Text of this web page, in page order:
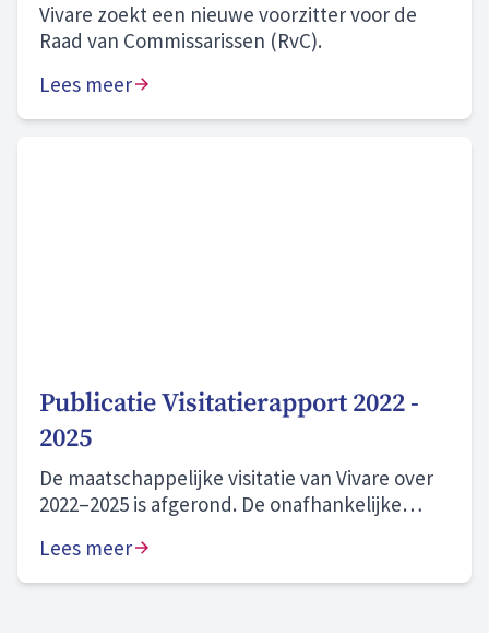
Vivare zoekt een nieuwe voorzitter voor de
Raad van Commissarissen (RvC).
Lees meer
Publicatie Visitatierapport 2022 -
2025
De maatschappelijke visitatie van Vivare over
2022–2025 is afgerond. De onafhankelijke
“naar behoren” en onze zichtbare
aanwezigheid in onze gemeenten en wijken
Lees meer